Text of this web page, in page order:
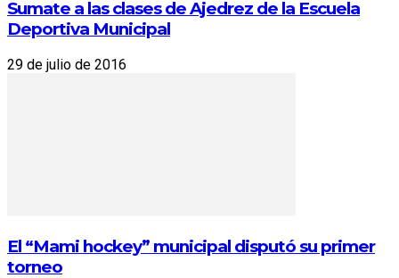
Sumate a las clases de Ajedrez de la Escuela
Deportiva Municipal
29 de julio de 2016
El “Mami hockey” municipal disputó su primer
torneo